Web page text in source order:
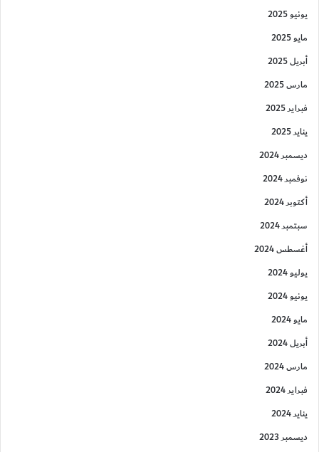
يونيو 2025
مايو 2025
أبريل 2025
مارس 2025
فبراير 2025
يناير 2025
ديسمبر 2024
نوفمبر 2024
أكتوبر 2024
سبتمبر 2024
أغسطس 2024
يوليو 2024
يونيو 2024
مايو 2024
أبريل 2024
مارس 2024
فبراير 2024
يناير 2024
ديسمبر 2023